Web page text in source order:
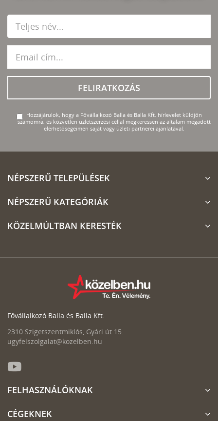
FELIRATKOZÁS
Hozzájárulok, hogy a Fővállalkozó Balla és Balla Kft. hírlevelet küldjön
számomra, és közvetlen üzletszerzési céllal megkeressen az általam megadott
elérhetőségeimen saját vagy üzleti partnerei ajánlatával.
NÉPSZERŰ TELEPÜLÉSEK
NÉPSZERŰ KATEGÓRIÁK
KÖZELMÚLTBAN KERESTÉK
Fővállalkozó Balla és Balla Kft.
2310 Szigetszentmiklós, Gyári út 15.
ugyfelszolgalat@kozelben.hu
FELHASZNÁLÓKNAK
CÉGEKNEK